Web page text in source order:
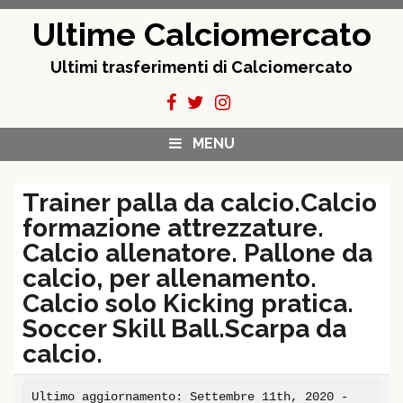
Ultime Calciomercato
Ultimi trasferimenti di Calciomercato
MENU
Trainer palla da calcio.Calcio
formazione attrezzature.
Calcio allenatore. Pallone da
calcio, per allenamento.
Calcio solo Kicking pratica.
Soccer Skill Ball.Scarpa da
calcio.
Ultimo aggiornamento: Settembre 11th, 2020 -